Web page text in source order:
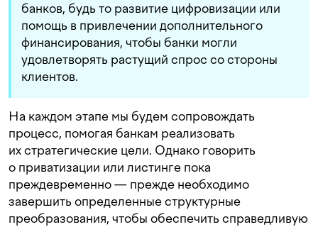
банков, будь то развитие цифровизации или
помощь в привлечении дополнительного
финансирования, чтобы банки могли
удовлетворять растущий спрос со стороны
клиентов.
На каждом этапе мы будем сопровождать
процесс, помогая банкам реализовать
их стратегические цели. Однако говорить
о приватизации или листинге пока
преждевременно — прежде необходимо
завершить определенные структурные
преобразования, чтобы обеспечить справедливую